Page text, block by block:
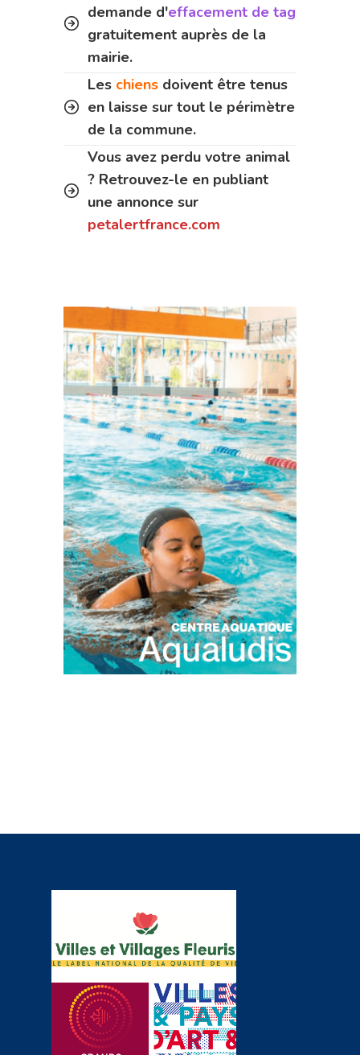
demande d'effacement de tag
gratuitement auprès de la
mairie.
Les chiens doivent être tenus
en laisse sur tout le périmètre
de la commune.
Vous avez perdu votre animal
? Retrouvez-le en publiant
une annonce sur
petalertfrance.com